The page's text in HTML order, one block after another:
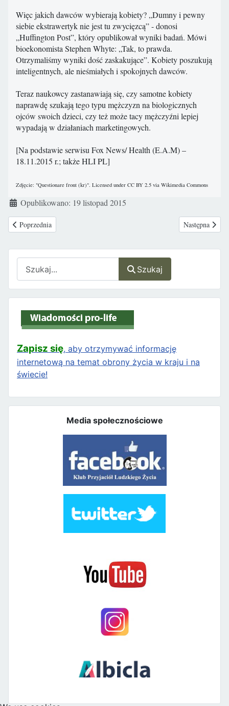
Szukaj
Zapisz się, aby otrzymywać informację
internetową na temat obrony życia w kraju i na
świecie!
Media społecznościowe
Więc jakich dawców wybierają kobiety? „Dumny i pewny
siebie ekstrawertyk nie jest tu zwycięzcą” - donosi
„Huffington Post”, który opublikował wyniki badań. Mówi
bioekonomista Stephen Whyte: „Tak, to prawda.
Otrzymaliśmy wyniki dość zaskakujące”. Kobiety poszukują
inteligentnych, ale nieśmiałych i spokojnych dawców.
Teraz naukowcy zastanawiają się, czy samotne kobiety
naprawdę szukają tego typu mężczyzn na biologicznych
ojców swoich dzieci, czy też może tacy mężczyźni lepiej
wypadają w działaniach marketingowych.
[Na podstawie serwisu Fox News/ Health (E.A.M) –
18.11.2015 r.; także HLI PL]
Zdjęcie: "Questionare front (kr)". Licensed under CC BY 2.5 via Wikimedia Commons
Szczegóły
Opublikowano: 19 listopad 2015
Poprzednia strona: Pornograficzny spektakl we wrocławskim Teatrze
Poprzednia Następna
Następna